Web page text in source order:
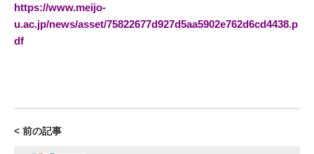
https://www.meijo-
u.ac.jp/news/asset/75822677d927d5aa5902e762d6cd4438.p
df
< 前の記事